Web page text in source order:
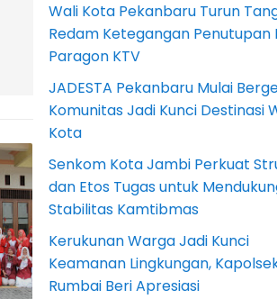
Wali Kota Pekanbaru Turun
Redam Ketegangan Penutupan
Paragon KTV
JADESTA Pekanbaru Mulai
Komunitas Jadi Kunci Destinasi
Kota
Senkom Kota Jambi Perkuat
dan Etos Tugas untuk
Stabilitas Kamtibmas
Kerukunan Warga Jadi Kunci
Keamanan Lingkungan,
Rumbai Beri Apresiasi